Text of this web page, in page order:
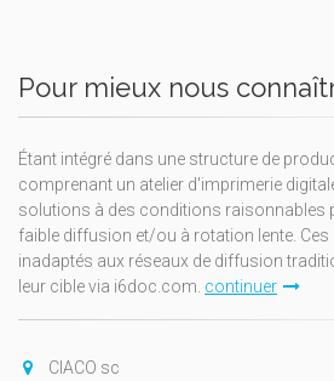
Pour mieux nous
Étant intégré dans une structure de
comprenant un atelier d'imprimerie
solutions à des conditions raisonnables
faible diffusion et/ou à rotation lente.
inadaptés aux réseaux de diffusion
leur cible via i6doc.com. continuer
CIACO sc